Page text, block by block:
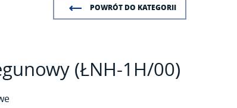
POWRÓT DO KATEGORII
(ŁNH-1H/00)